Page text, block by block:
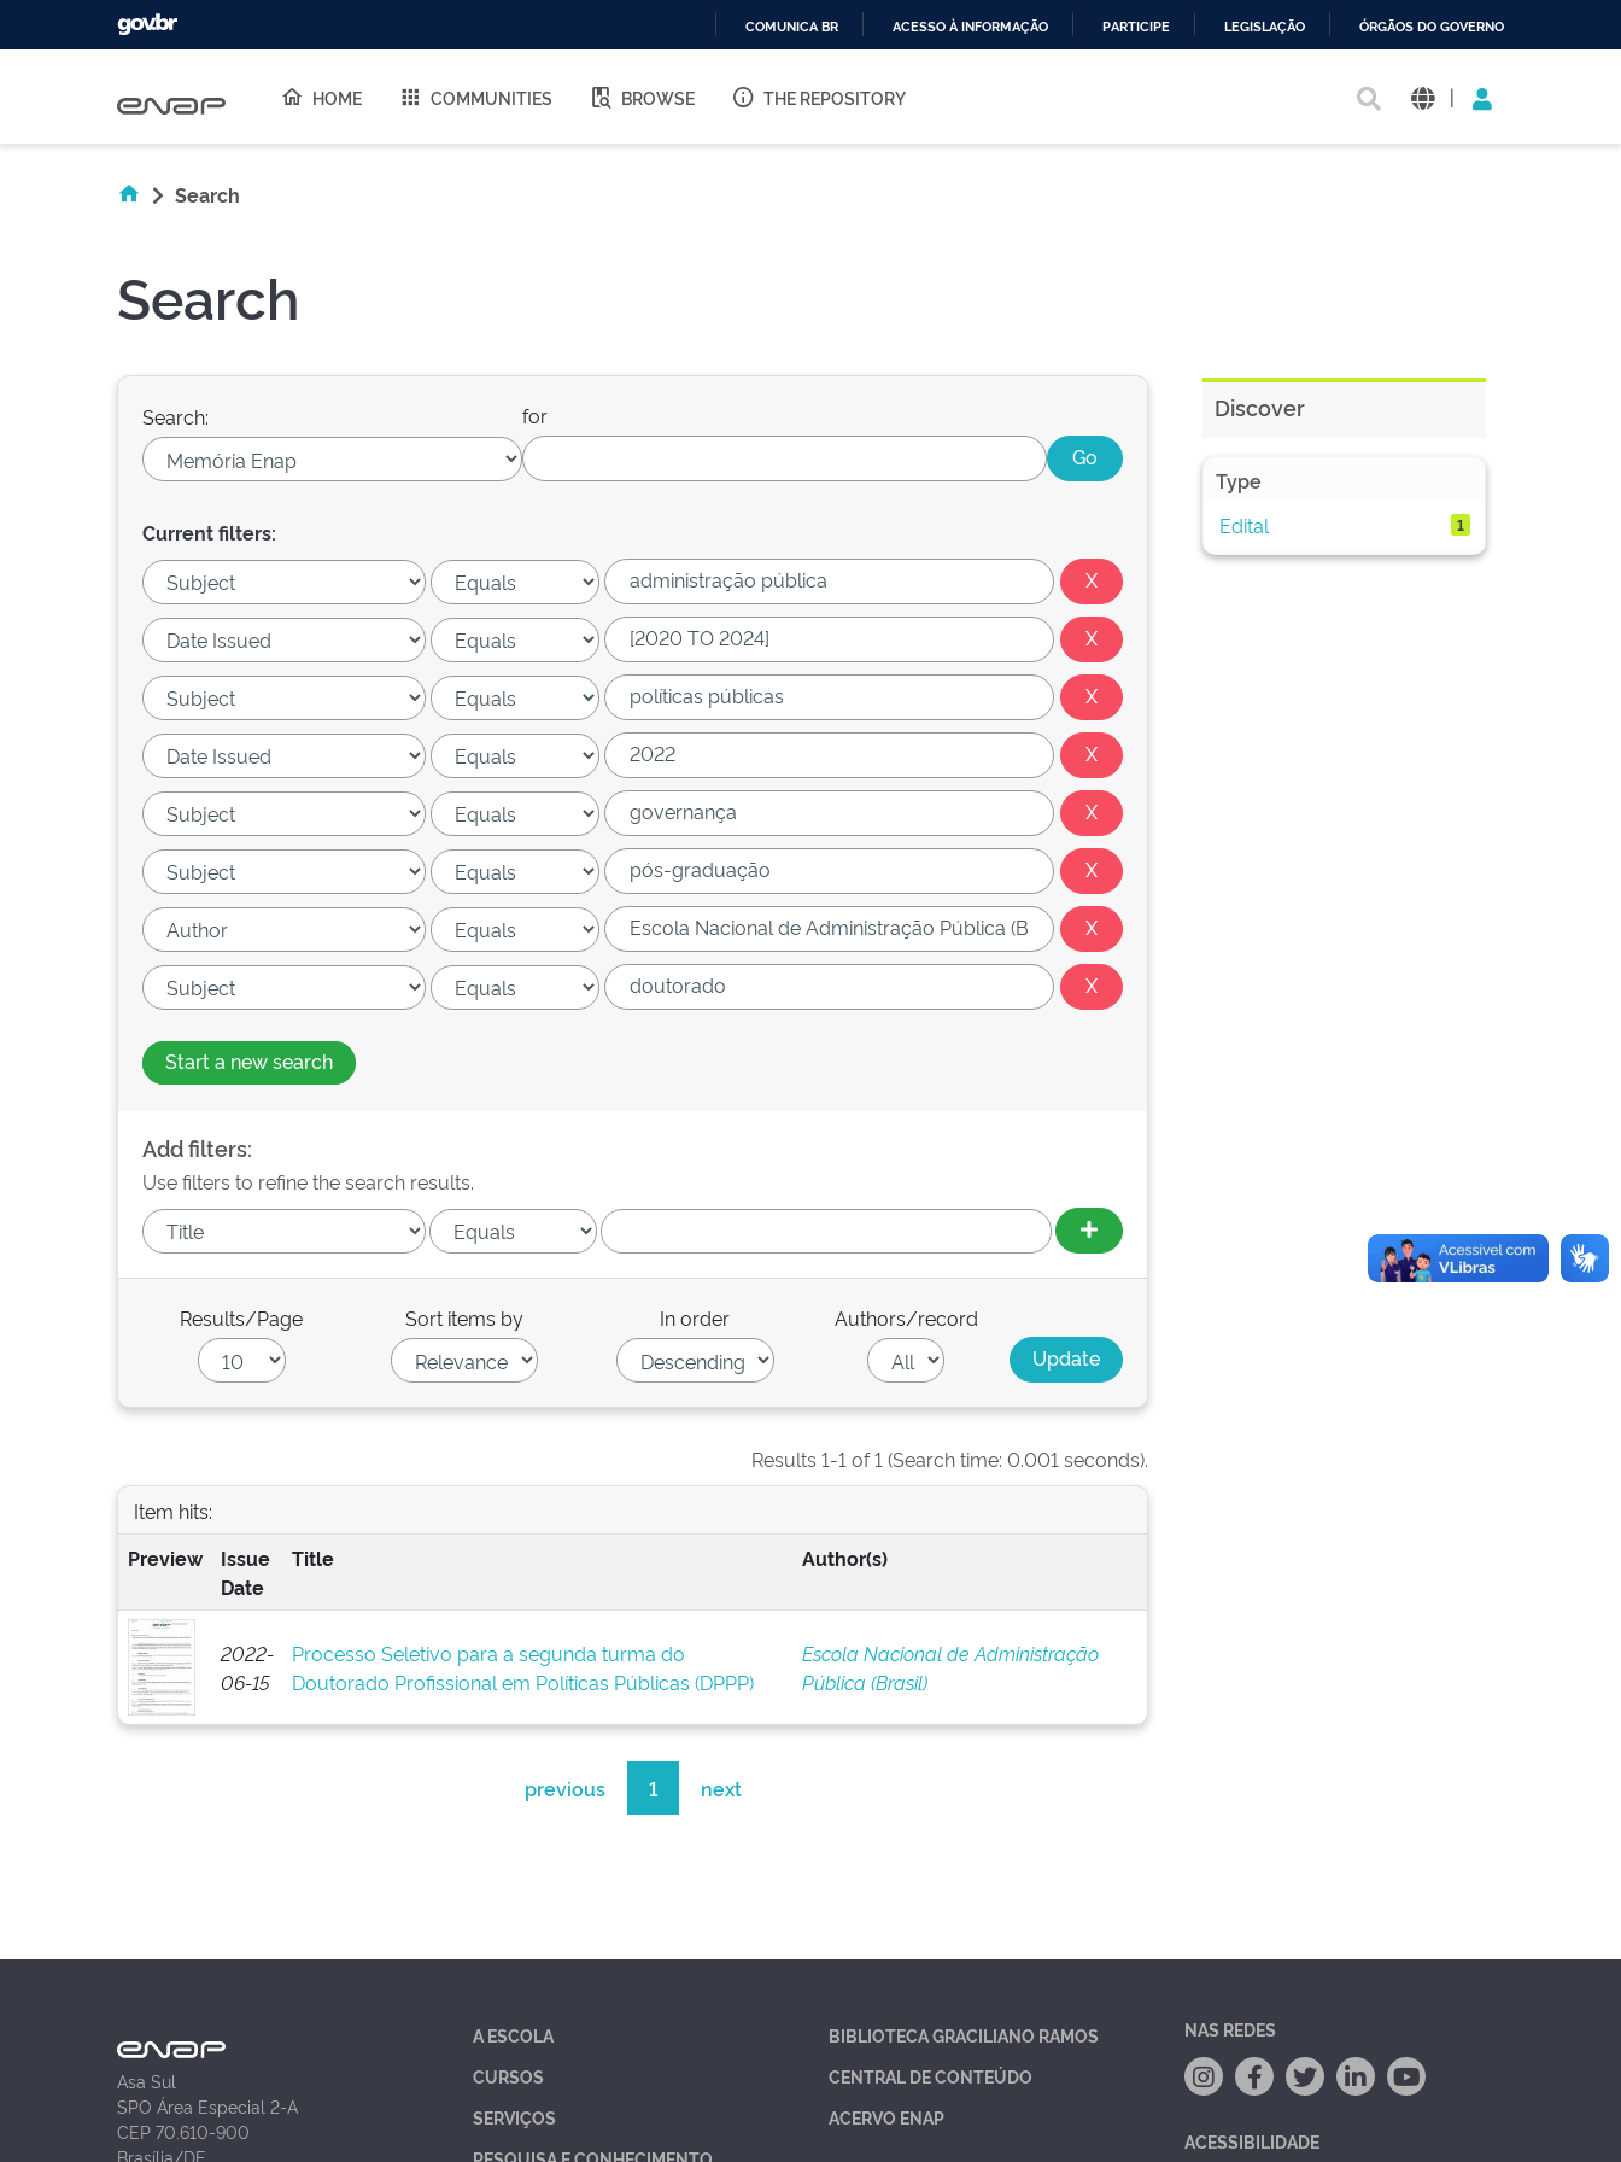
O
COMUNICA BR ACESSO À INFORMAÇÃO PARTICIPE LEGISLAÇÃO ÓRGÃOS DO GOVERNO
HOME COMMUNITIES BROWSE THE REPOSITORY |
Search
Search
Search: for
Current filters:
Start a new search
Add filters:
Use filters to refine the search results.
Results/Page Sort items by In order Authors/record
Results 1-1 of 1 (Search time: 0.001 seconds).
Item hits:
Preview
Issue
Date
Title Author(s)
2022-
06-15
Processo Seletivo para a segunda turma do
Doutorado Profissional em Políticas Públicas (DPPP)
Escola Nacional de Administração
Pública (Brasil)
previous 1 next
Discover
Type
Edital
1
Asa Sul
SPO Área Especial 2-A
CEP 70.610-900
Brasília/DF
A ESCOLA
CURSOS
SERVIÇOS
BIBLIOTECA GRACILIANO RAMOS
CENTRAL DE CONTEÚDO
ACERVO ENAP
NAS REDES
ACESSIBILIDADE